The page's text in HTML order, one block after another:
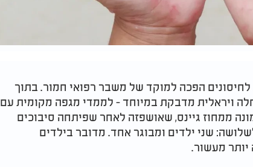
הפכה למוקד של משבר רפואי חמור. בתוך
ויראלית מדבקת במיוחד - לממדי מגפה מקומית עם
ממחוז גיינס, שאושפזה לאחר שפיתחה סיבוכים
שני ילדים ומבוגר אחד. מדובר בילדים
מעשור.